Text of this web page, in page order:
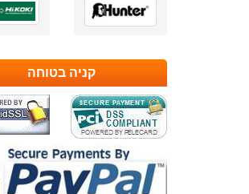
קניה בטוחה